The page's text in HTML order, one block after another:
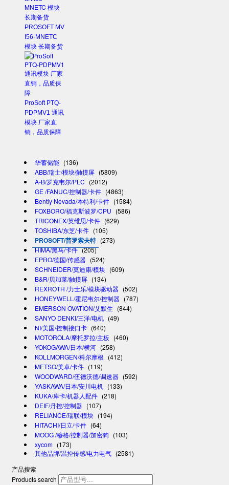
PROSOFT MV
I56-MNETC
模块 长期备货
ProSoft PTQ-
PDPMV1 通讯
模块 厂家直
销，品质保障
华蓄储能 (136)
ABB/瑞士/模块/触摸屏 (5809)
A-B/罗克韦尔/PLC (2012)
GE /FANUC/控制器/卡件 (4863)
Bently Nevada/本特利/卡件 (1584)
FOXBORO/福克斯波罗/CPU (586)
TRICONEX/英维思/卡件 (629)
TOSHIBA/东芝/卡件 (105)
PROSOFT/普罗索夫特 (273)
HIMA/黑马/卡件 (205)
EPRO/德国/传感器 (524)
SCHNEIDER/莫迪康/模块 (609)
B&R/贝加莱/触摸屏 (134)
REXROTH /力士乐/模块驱动器 (502)
HONEYWELL/霍尼韦尔/控制器 (787)
EMERSON OVATION/艾默生 (844)
SANYO DENKI/三洋/电机 (49)
NI/美国/控制接口卡 (640)
MOTOROLA/摩托罗拉/主板 (460)
YOKOGAWA/日本/横河 (258)
KOLLMORGEN/科尔摩根 (412)
METSO/美卓/卡件 (119)
WOODWARD/伍德沃德/调速器 (592)
YASKAWA/日本/安川电机 (133)
KUKA/库卡/机器人配件 (218)
DEIF/丹控/控制器 (107)
RELIANCE/瑞联/模块 (194)
HITACHI/日立/卡件 (64)
MOOG /穆格/控制器/加密狗 (103)
xycom (173)
其他品牌/温控传感/电力电气 (2581)
产品搜索
Products search